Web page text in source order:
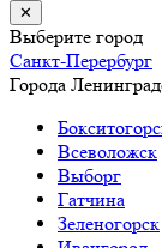
✕
Выберите город
Санкт-Перербург
Города
Всеволожск
Выборг
Гатчина
Зеленогорск